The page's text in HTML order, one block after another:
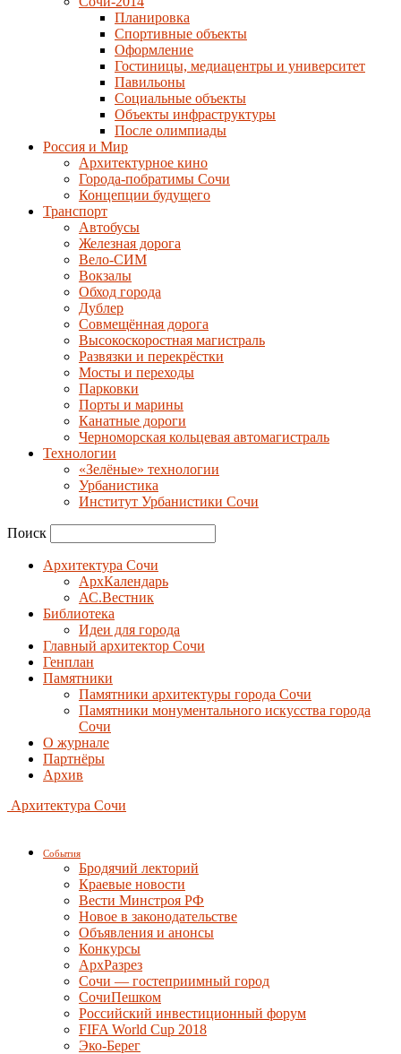
Планировка
Спортивные объекты
Оформление
Гостиницы, медиацентры и университет
Павильоны
Социальные объекты
Объекты инфраструктуры
После олимпиады
Россия и Мир
Архитектурное кино
Города-побратимы Сочи
Концепции будущего
Транспорт
Автобусы
Железная дорога
Вело-СИМ
Вокзалы
Обход города
Дублер
Совмещённая дорога
Высокоскоростная магистраль
Развязки и перекрёстки
Мосты и переходы
Парковки
Порты и марины
Канатные дороги
Черноморская кольцевая автомагистраль
Технологии
«Зелёные» технологии
Урбанистика
Институт Урбанистики Сочи
Поиск
Архитектура Сочи
АрхКалендарь
АС.Вестник
Библиотека
Идеи для города
Главный архитектор Сочи
Генплан
Памятники
Памятники архитектуры города Сочи
Памятники монументального искусства города
Сочи
О журнале
Партнёры
Архив
Архитектура Сочи
События
Бродячий лекторий
Краевые новости
Вести Минстроя РФ
Новое в законодательстве
Объявления и анонсы
Конкурсы
АрхРазрез
Сочи — гостеприимный город
СочиПешком
Российский инвестиционный форум
FIFA World Cup 2018
Эко-Берег